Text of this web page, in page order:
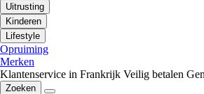
Uitrusting
Kinderen
Lifestyle
Opruiming
Merken
Klantenservice in Frankrijk Veilig betalen
Zoeken